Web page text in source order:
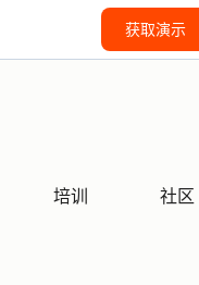
获取演示
培训 社区